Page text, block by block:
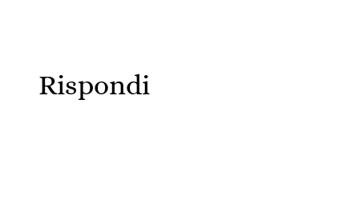
Rispondi